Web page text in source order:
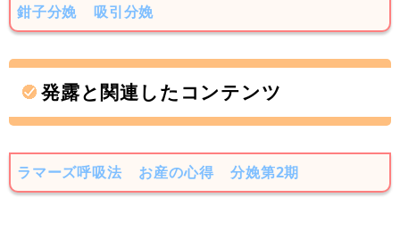
鉗子分娩
吸引分娩
発露と関連したコンテンツ
ラマーズ呼吸法 お産の心得 分娩第2期